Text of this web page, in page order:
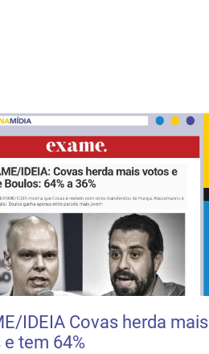
IDEIA Covas herda mais
tem 64%